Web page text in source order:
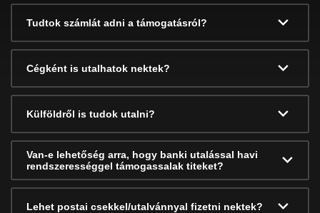
Tudtok számlát adni a támogatásról?
Cégként is utalhatok nektek?
Külföldről is tudok utalni?
Van-e lehetőség arra, hogy banki utalással havi
rendszerességgel támogassalak titeket?
Lehet postai csekkel/utalvánnyal fizetni nektek?